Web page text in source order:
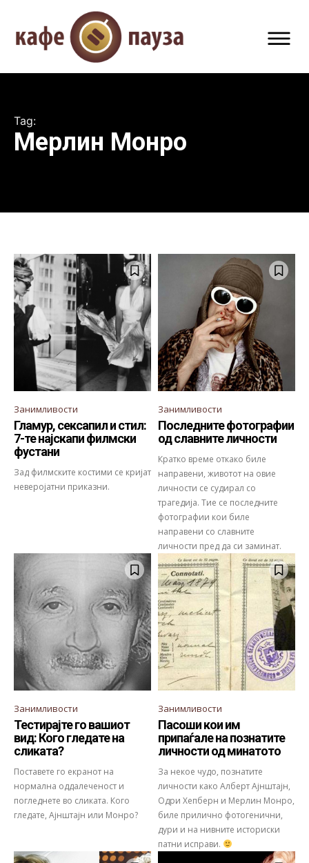
Tag:
Мерлин Монро
Занимливости
Гламур, сексапил и стил:
7-те најскапи филмски
фустани
Зад филмските костими се кријат
неверојатни приказни.
Занимливости
Последните фотографии
од славните личности
Кратко време откако биле
направени, животот на овие
личности се судирал со
трагедија. Тие се последните
фотографии кои биле
направени со славните
личности пред да си заминат.
Занимливости
Тестирајте го вашиот
вид: Кого гледате на
сликата?
Поставете го екранот на
нормална оддалеченост и
погледнете во сликата. Кого
гледате, Ајнштајн или Монро?
Занимливости
Пасоши кои им
припаѓале на познатите
личности од минатото
За некое чудо, познатите
личности како Алберт Ајнштајн,
Одри Хепберн и Мерлин Монро,
биле прилично фотогенични,
дури и на нивните историски
патни исправи.